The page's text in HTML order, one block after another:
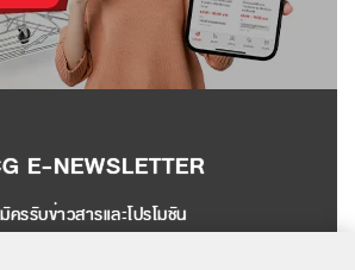
E-NEWSLETTER
ครรับข่าวสารและโปรโมชัน